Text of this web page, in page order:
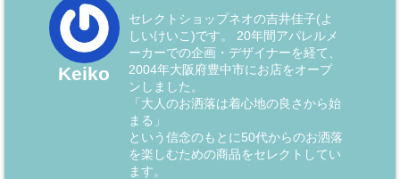
Keiko
セレクトショップネオの吉井佳子(よ
しいけいこ)です。 20年間アパレルメ
ーカーでの企画・デザイナーを経て、
2004年大阪府豊中市にお店をオープ
ンしました。
「大人のお洒落は着心地の良さから始
まる」
という信念のもとに50代からのお洒落
を楽しむための商品をセレクトしてい
ます。